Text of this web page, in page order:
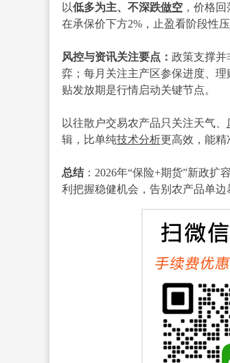
以低多为主、不深跌做空，价格回
在承保价下方2%，止盈看阶段性
风控与资讯关注要点： 政策支撑并
弈；每月关注主产区参保进度、
贴发放期是行情启动关键节点。
以往散户交易农产品只关注天气、
辑，比单纯技术分析更高效，能精
总结：2026年“保险+期货”新政扩
利把握稳健机会，告别农产品单边